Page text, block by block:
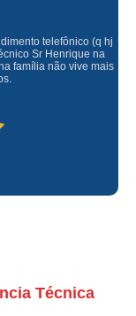
telefônico (q hj
Sr Henrique na
família não vive mais
Técnica